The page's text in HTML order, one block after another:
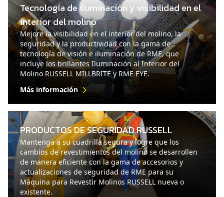
Tecnología de iluminación y visibilidad en el
interior del molino
Mejore la visibilidad en el interior del molino, la
seguridad y la productividad con la gama de
tecnología de visión e iluminación de RME, que
incluye los brillantes Iluminación al Interior del
Molino RUSSELL MILLBRITE y RME EYE.
Más información
PRODUCTOS DE SEGURIDAD RUSSELL
Mantenga a su cuadrilla segura y logre que los
cambios de revestimientos del molino se desarrollen
de manera eficiente con la gama de accesorios y
actualizaciones de seguridad de RME para su
Máquina para Revestir Molinos RUSSELL nueva o
existente.